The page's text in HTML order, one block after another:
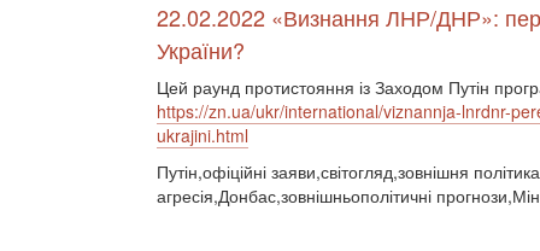
22.02.2022 «Визнання ЛНР/ДНР»:
України?
Цей раунд протистояння із Заходом Путін
https://zn.ua/ukr/international/viznannja-lnrdnr-
ukrajini.html
Путін,офіційні заяви,світогляд,зовнішня
агресія,Донбас,зовнішньополітичні